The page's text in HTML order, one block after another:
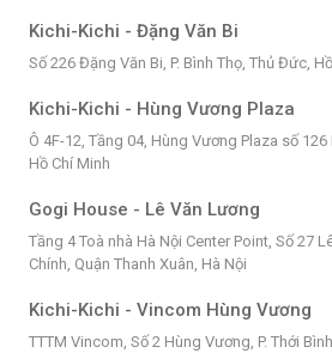
Kichi-Kichi - Đặng Văn Bi
Số 226 Đặng Văn Bi, P. Bình Thọ, Thủ Đức,
Kichi-Kichi - Hùng Vương Plaza
Ô 4F-12, Tầng 04, Hùng Vương Plaza số 126
Hồ Chí Minh
Gogi House - Lê Văn Lương
Tầng 4 Toà nhà Hà Nội Center Point, Số 27
Chính, Quận Thanh Xuân, Hà Nội
Kichi-Kichi - Vincom Hùng Vương
TTTM Vincom, Số 2 Hùng Vương, P. Thới